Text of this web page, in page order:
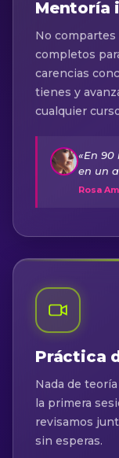
Mentoría
No
completos
carencias
tienes y
cualquier
«En
en un
Rosa
Práctica
Nada de
la primera
revisamos
sin esperas.